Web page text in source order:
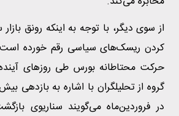
از سوی دیگر، با توجه به اینکه رونق
کردن ریسک‌های سیاسی رقم خورده است،
حرکت محتاطانه بورس طی روز‌های
در فروردین‌ماه می‌گویند سناریوی